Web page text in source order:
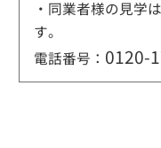
・同業者様の見学
す。
電話番号： 0120-